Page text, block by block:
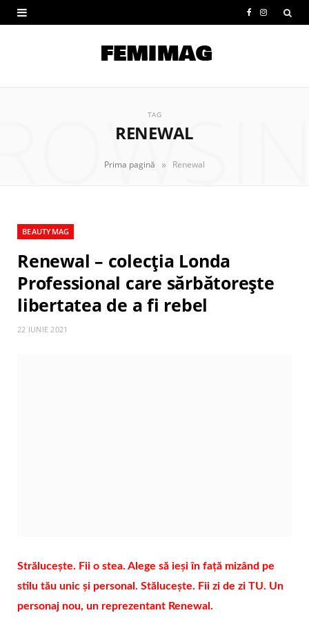
e
I
t
TAG
RENEWAL
Prima pagină » Renewal
BEAUTYMAG
Renewal – colecția Londa
Professional care sărbătorește
libertatea de a fi rebel
22 IUNIE 2021
Strălucește. Fii o stea. Alege să ieși în față mizând pe
stilu tău unic și personal. Stălucește. Fii zi de zi TU. Un
personaj nou, un reprezentant Renewal.